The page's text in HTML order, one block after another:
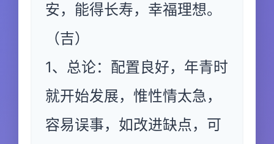
安，能得长寿，幸福理想。
（吉）
1、总论：配置良好，年青时
就开始发展，惟性情太急，
容易误事，如改进缺点，可